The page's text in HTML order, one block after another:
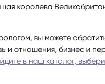
королева
вы можете
и отношения, бизнес и
в наш каталог,